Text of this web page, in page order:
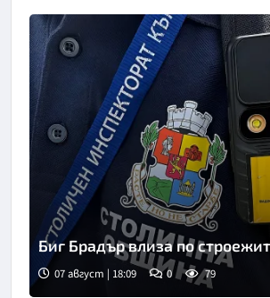
Снимка: БНТ
Биг Брадър влиза по
07 август | 18:09 0 79